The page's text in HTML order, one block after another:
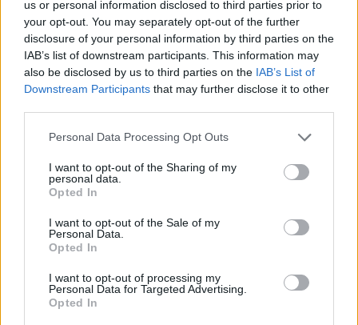
us or personal information disclosed to third parties prior to
your opt-out. You may separately opt-out of the further
disclosure of your personal information by third parties on the
IAB’s list of downstream participants. This information may
also be disclosed by us to third parties on the IAB’s List of
Downstream Participants that may further disclose it to other
Personal Data Processing Opt Outs
I want to opt-out of the Sharing of my
personal data.
Opted In
I want to opt-out of the Sale of my
Personal Data.
Opted In
I want to opt-out of processing my
Personal Data for Targeted Advertising.
Opted In
Καβάλα: Η τήρηση μιας αυστηρής ΚΥΑ
και τα προβλήματα όσων πέθαναν...
25 Φεβρουαρίου 2026
Έκθεση ΕΟΔΥ: 3 θάνατοι από γρίπη και 2
από COVID-19 την...
Έκθεση ΕΟΔΥ: 15 θάνατοι από γρίπη, 7
10 Φεβρουαρίου 2026